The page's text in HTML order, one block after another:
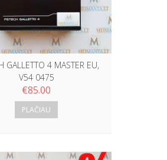
GALLETTO 4 MASTER EU,
V54 0475
€85.00
PLAČIAU